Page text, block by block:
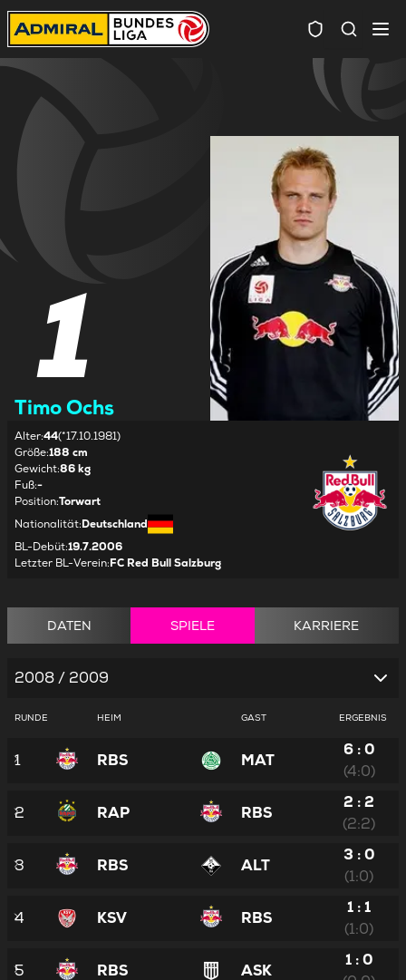
1
Timo Ochs
Alter:44(*17.10.1981)
Größe:188 cm
Gewicht:86 kg
Fuß:-
Position:Torwart
Nationalität:Deutschland
BL-Debüt:19.7.2006
Letzter BL-Verein:FC Red Bull Salzburg
DATEN SPIELE KARRIERE
2008 / 2009
RUNDE HEIM GAST ERGEBNIS
1 RBS MAT
6 : 0
(4:0)
2 RAP RBS
2 : 2
(2:2)
3 RBS ALT
3 : 0
(1:0)
4 KSV RBS
1 : 1
(1:0)
5 RBS ASK
1 : 0